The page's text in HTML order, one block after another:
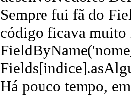
Sempre fui fã do
código ficava muito
Há pouco tempo,